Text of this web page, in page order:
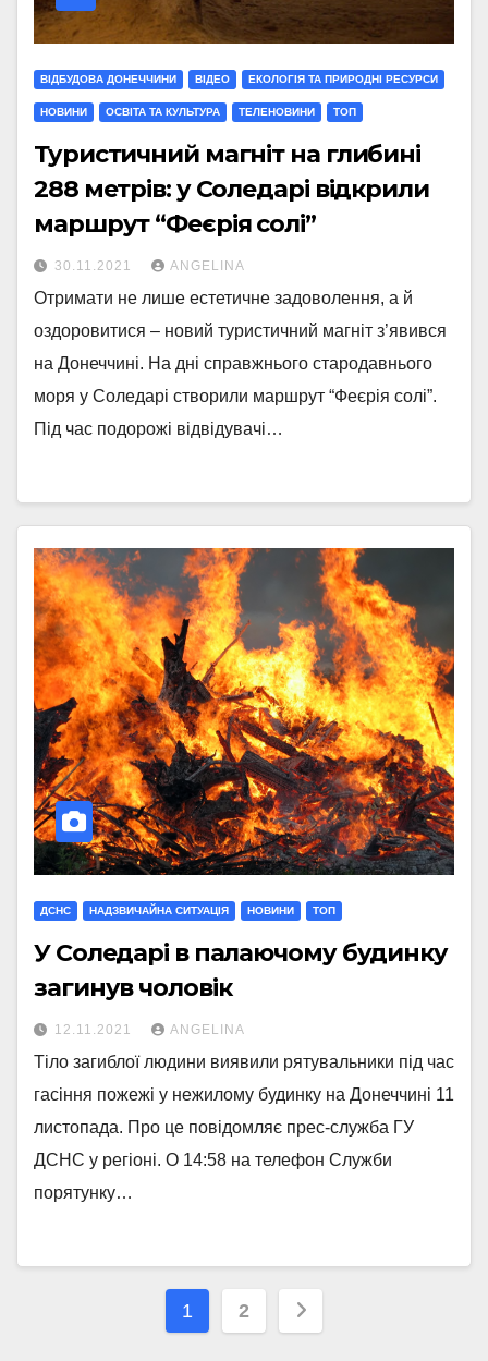
ВІДБУДОВА ДОНЕЧЧИНИ ВІДЕО ЕКОЛОГІЯ ТА ПРИРОДНІ РЕСУРСИ
НОВИНИ ОСВІТА ТА КУЛЬТУРА ТЕЛЕНОВИНИ ТОП
Туристичний магніт на глибині
288 метрів: у Соледарі відкрили
маршрут “Феєрія солі”
30.11.2021 ANGELINA
Отримати не лише естетичне задоволення, а й
оздоровитися – новий туристичний магніт з’явився
на Донеччині. На дні справжнього стародавнього
моря у Соледарі створили маршрут “Феєрія солі”.
Під час подорожі відвідувачі…
ДСНС НАДЗВИЧАЙНА СИТУАЦІЯ НОВИНИ ТОП
У Соледарі в палаючому будинку
загинув чоловік
12.11.2021 ANGELINA
Тіло загиблої людини виявили рятувальники під час
гасіння пожежі у нежилому будинку на Донеччині 11
листопада. Про це повідомляє прес-служба ГУ
ДСНС у регіоні. О 14:58 на телефон Служби
порятунку…
Навігація
1 2